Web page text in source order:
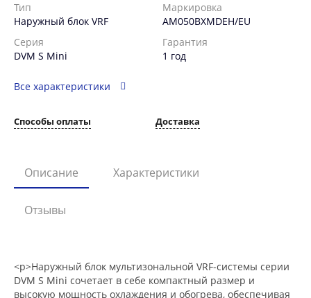
Тип
Наружный блок VRF
Маркировка
AM050BXMDEH/EU
Серия
DVM S Mini
Гарантия
1 год
Все характеристики
Способы оплаты Доставка
Описание Характеристики
Отзывы
<p>Наружный блок мультизональной VRF-системы серии
DVM S Mini сочетает в себе компактный размер и
высокую мощность охлаждения и обогрева, обеспечивая